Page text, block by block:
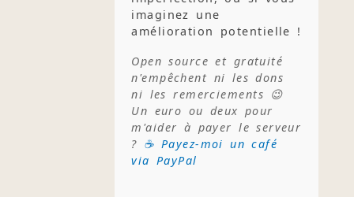
imaginez une
amélioration potentielle !
Open source et gratuité
n'empêchent ni les dons
ni les remerciements 😉
Un euro ou deux pour
m'aider à payer le serveur
? ☕ Payez-moi un café
via PayPal